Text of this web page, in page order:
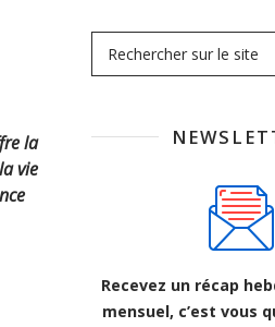
la
vie
Recevez un récap
mensuel, c’est vous